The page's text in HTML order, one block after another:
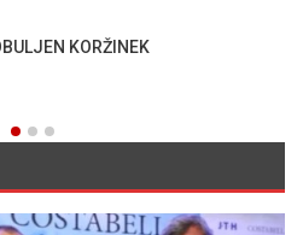
KORŽINEK